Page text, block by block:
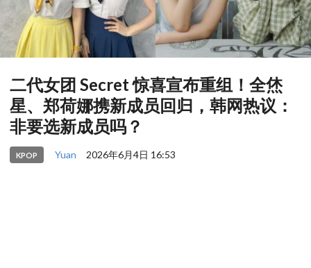
二代女团 Secret 惊喜宣布重组！全烋
星、郑荷娜携新成员回归，韩网热议：
非要选新成员吗？
KPOP Yuan 2026年6月4日 16:53